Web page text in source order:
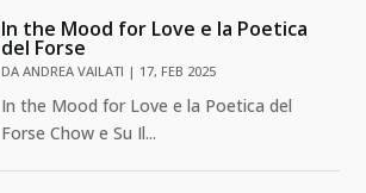
In the Mood for Love e la Poetica
del Forse
DAANDREA VAILATI | 17, FEB 2025
In the Mood for Love e la Poetica del
Forse Chow e Su Il...